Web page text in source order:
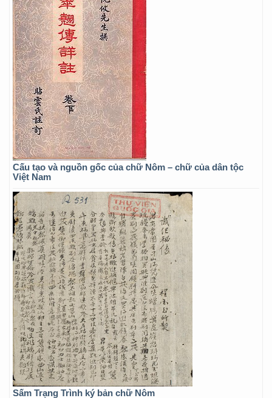
Cấu tạo và nguồn gốc của chữ Nôm – chữ của dân tộc
Việt Nam
Sấm Trạng Trình ký bản chữ Nôm